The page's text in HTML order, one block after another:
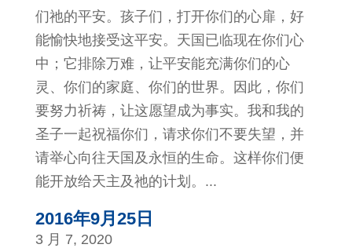
们祂的平安。孩子们，打开你们的心扉，好
能愉快地接受这平安。天国已临现在你们心
中；它排除万难，让平安能充满你们的心
灵、你们的家庭、你们的世界。因此，你们
要努力祈祷，让这愿望成为事实。我和我的
圣子一起祝福你们，请求你们不要失望，并
请举心向往天国及永恒的生命。这样你们便
能开放给天主及祂的计划。...
2016年9月25日
3 月 7, 2020